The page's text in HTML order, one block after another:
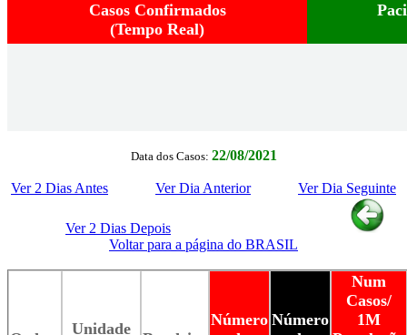
Casos Confirmados
(Tempo Real)
Data dos Casos: 22/08/2021
Ver 2 Dias Antes Ver Dia Anterior Ver Dia Seguinte
Ver 2 Dias Depois
Voltar para a página do BRASIL
Unidade
Número Número
Num
Casos/
1M